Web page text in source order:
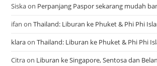
Siskaon Perpanjang Paspor sekarang mudah
ifan onThailand: Liburan ke Phuket & Phi Phi
klaraonThailand: Liburan ke Phuket & Phi Phi
Citraon Liburan ke Singapore, Sentosa dan